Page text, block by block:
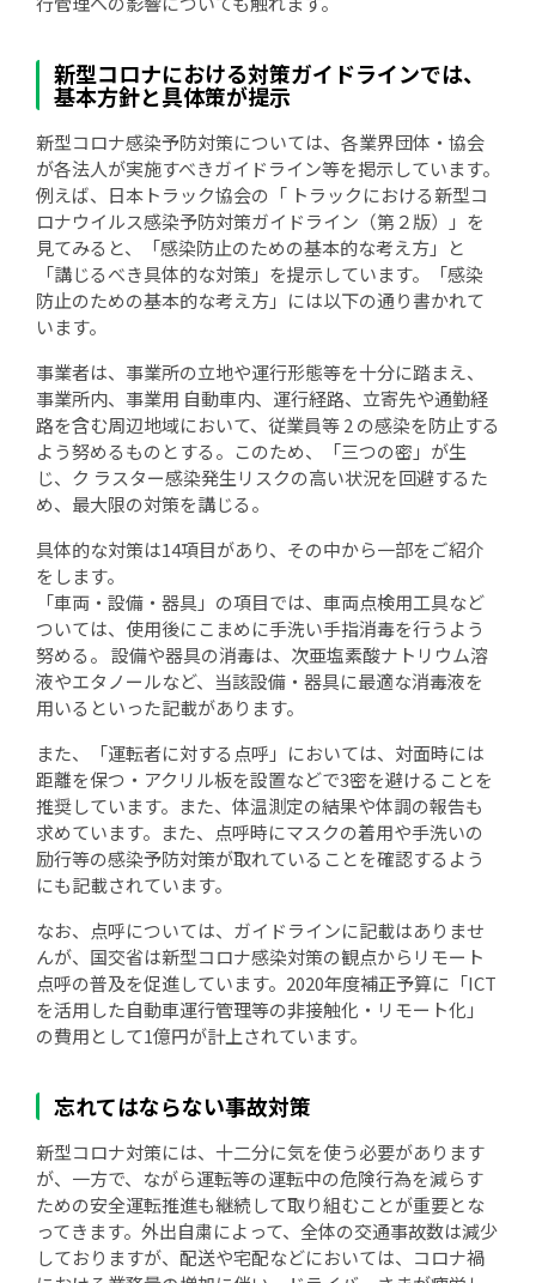
新型コロナにおける対策ガイドラインでは、
基本方針と具体策が提示
新型コロナ感染予防対策については、各業界団体・協会
が各法人が実施すべきガイドライン等を掲示しています。
例えば、日本トラック協会の「 トラックにおける新型コ
ロナウイルス感染予防対策ガイドライン（第２版）」を
見てみると、「感染防止のための基本的な考え方」と
「講じるべき具体的な対策」を提示しています。「感染
防止のための基本的な考え方」には以下の通り書かれて
います。
事業者は、事業所の立地や運行形態等を十分に踏まえ、
事業所内、事業用 自動車内、運行経路、立寄先や通勤経
路を含む周辺地域において、従業員等 2 の感染を防止する
よう努めるものとする。このため、「三つの密」が生
じ、ク ラスター感染発生リスクの高い状況を回避するた
め、最大限の対策を講じる。
具体的な対策は14項目があり、その中から一部をご紹介
をします。
「車両・設備・器具」の項目では、車両点検用工具など
ついては、使用後にこまめに手洗い手指消毒を行うよう
努める。 設備や器具の消毒は、次亜塩素酸ナトリウム溶
液やエタノールなど、当該設備・器具に最適な消毒液を
用いるといった記載があります。
また、「運転者に対する点呼」においては、対面時には
距離を保つ・アクリル板を設置などで3密を避けることを
推奨しています。また、体温測定の結果や体調の報告も
求めています。また、点呼時にマスクの着用や手洗いの
励行等の感染予防対策が取れていることを確認するよう
にも記載されています。
なお、点呼については、ガイドラインに記載はありませ
んが、国交省は新型コロナ感染対策の観点からリモート
点呼の普及を促進しています。2020年度補正予算に「ICT
を活用した自動車運行管理等の非接触化・リモート化」
の費用として1億円が計上されています。
忘れてはならない事故対策
新型コロナ対策には、十二分に気を使う必要があります
が、一方で、ながら運転等の運転中の危険行為を減らす
ための安全運転推進も継続して取り組むことが重要とな
ってきます。外出自粛によって、全体の交通事故数は減少
しておりますが、配送や宅配などにおいては、コロナ禍